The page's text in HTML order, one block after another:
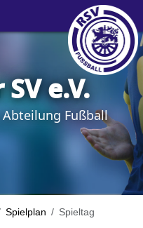
e.V.
Fußball
Spielplan Spieltag